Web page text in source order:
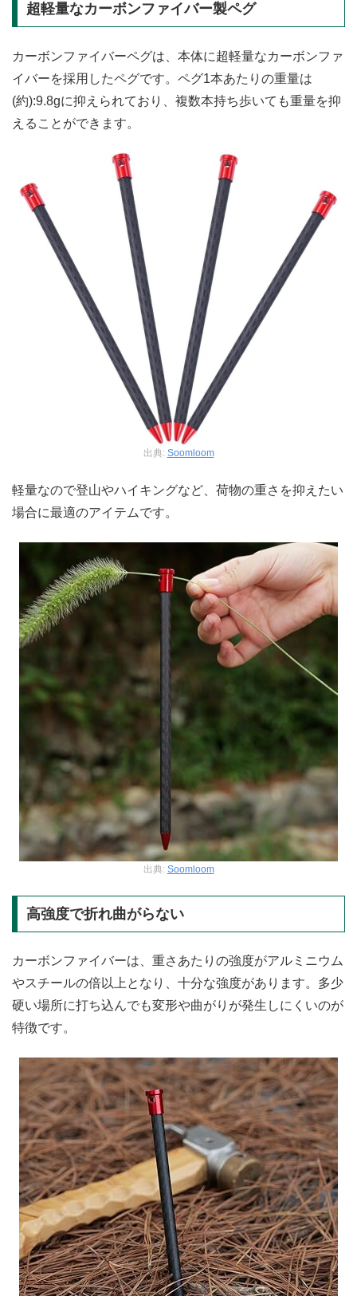
超軽量なカーボンファイバー製ペグ
カーボンファイバーペグは、本体に超軽量なカーボンファ
イバーを採用したペグです。ペグ1本あたりの重量は
(約):9.8gに抑えられており、複数本持ち歩いても重量を抑
えることができます。
出典: Soomloom
軽量なので登山やハイキングなど、荷物の重さを抑えたい
場合に最適のアイテムです。
出典: Soomloom
高強度で折れ曲がらない
カーボンファイバーは、重さあたりの強度がアルミニウム
やスチールの倍以上となり、十分な強度があります。多少
硬い場所に打ち込んでも変形や曲がりが発生しにくいのが
特徴です。